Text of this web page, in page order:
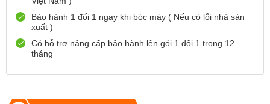
Số 72 Trần Thành Ngọ,TP Hải Phòng
0888667272
Xem bản đồ
Còn hàng
699 Lê Hồng Phong , Quận 10, TP Hồ Chí Minh
Bảo hành 1 đổi 1 ngay khi bóc máy ( Nếu có lỗi nhà sản
xuất )
Có hỗ trợ nâng cấp bảo hành lên gói 1 đổi 1 trong 12
tháng